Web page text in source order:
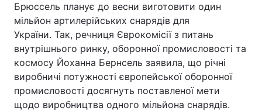
Брюссель планує до весни виготовити один
мільйон артилерійських снарядів для
України. Так, речниця Єврокомісії з питань
внутрішнього ринку, оборонної промисловості та
космосу Йоханна Бернсель заявила, що річні
виробничі потужності європейської оборонної
промисловості досягнуть поставленої мети
щодо виробництва одного мільйона снарядів.